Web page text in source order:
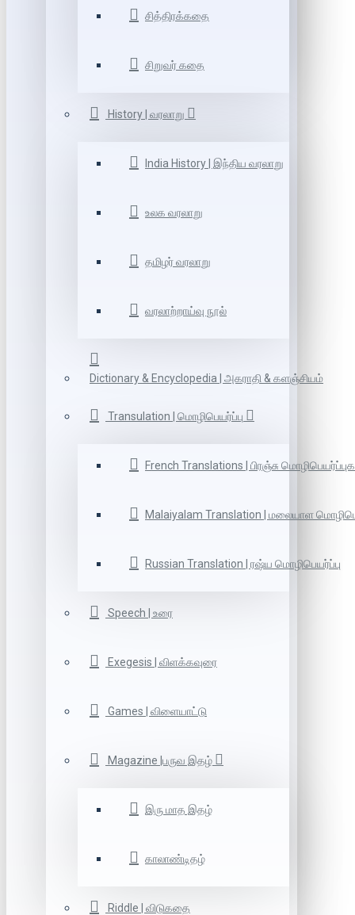
சித்திரக்கதை
சிறுவர் கதை
History | வரலாறு
India History | இந்திய வரலாறு
உலக வரலாறு
தமிழர் வரலாறு
வரலாற்றாய்வு நூல்
Dictionary & Encyclopedia | அகராதி & களஞ்சியம்
Transulation | மொழிபெயர்ப்பு
French Translations | பிரஞ்சு
Malaiyalam Translation | மலையாள
Russian Translation | ரஷ்ய மொழிபெயர்ப்பு
Speech | உரை
Exegesis | விளக்கவுரை
Games | விளையாட்டு
Magazine |பருவ இதழ்
இரு மாத இதழ்
காலாண்டிதழ்
Riddle | விடுகதை